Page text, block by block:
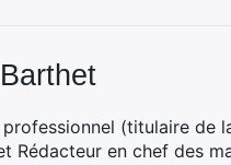
professionnel (titulaire de
Rédacteur en chef des